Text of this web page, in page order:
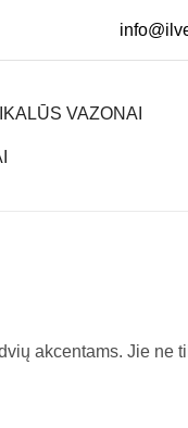
VAZONAI
akcentams. Jie ne